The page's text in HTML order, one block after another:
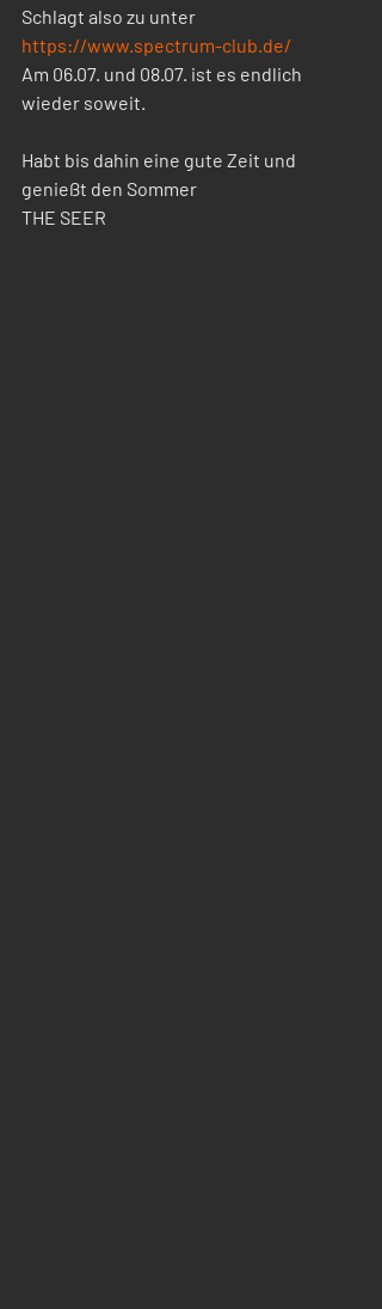
Schlagt also zu unter
https://www.spectrum-club.de/
Am 06.07. und 08.07. ist es endlich
wieder soweit.
Habt bis dahin eine gute Zeit und
genießt den Sommer
THE SEER